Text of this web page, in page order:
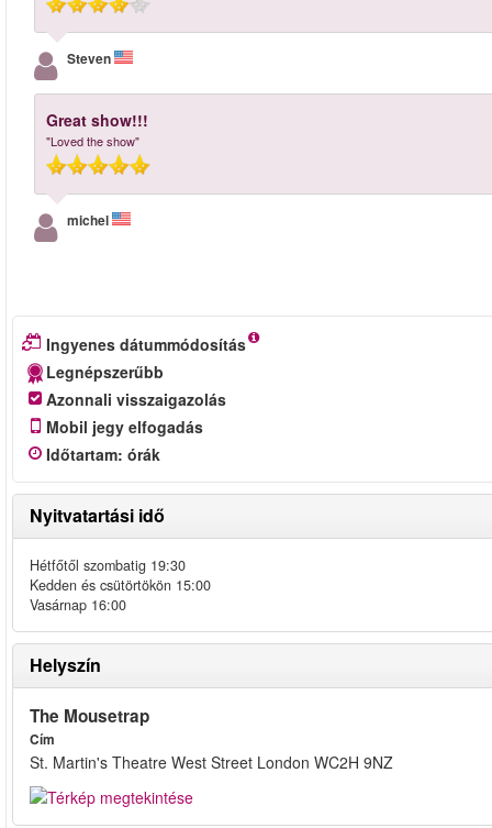
Steven
Great show!!!
"Loved the show"
michel
Ingyenes dátummódosítás
Legnépszerűbb
Azonnali visszaigazolás
Mobil jegy elfogadás
Időtartam: órák
Nyitvatartási idő
Hétfőtől szombatig 19:30
Kedden és csütörtökön 15:00
Vasárnap 16:00
Helyszín
The Mousetrap
Cím
St. Martin's Theatre West Street London WC2H 9NZ